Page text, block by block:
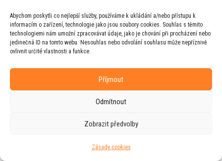
Abychom poskytli co nejlepší služby, používáme k ukládání a/nebo přístupu k
informacím o zařízení, technologie jako jsou soubory cookies. Souhlas s těmito
technologiemi nám umožní zpracovávat údaje, jako je chování při procházení nebo
jedinečná ID na tomto webu. Nesouhlas nebo odvolání souhlasu může nepříznivě
ovlivnit určité vlastnosti a funkce.
Příjmout
Odmítnout
Zobrazit předvolby
Zásady cookies
Web vytvořila firmaRUDIve spolupráci s
agenturouZEST BRAND.